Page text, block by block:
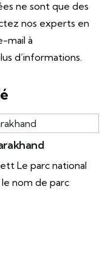
ne sont que des
nos experts en
mail à
d’informations.
Le parc national
nom de parc